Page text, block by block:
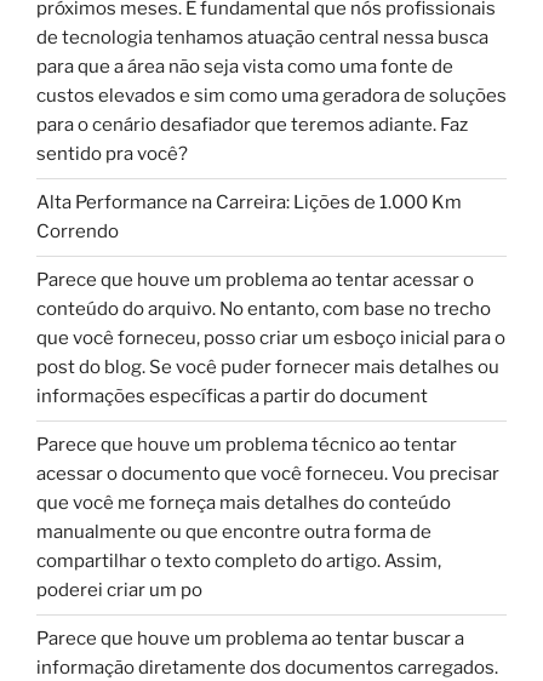
próximos meses. É fundamental que nós profissionais
de tecnologia tenhamos atuação central nessa busca
para que a área não seja vista como uma fonte de
custos elevados e sim como uma geradora de soluções
para o cenário desafiador que teremos adiante. Faz
sentido pra você?
Alta Performance na Carreira: Lições de 1.000 Km
Correndo
Parece que houve um problema ao tentar acessar o
conteúdo do arquivo. No entanto, com base no trecho
que você forneceu, posso criar um esboço inicial para o
post do blog. Se você puder fornecer mais detalhes ou
informações específicas a partir do document
Parece que houve um problema técnico ao tentar
acessar o documento que você forneceu. Vou precisar
que você me forneça mais detalhes do conteúdo
manualmente ou que encontre outra forma de
compartilhar o texto completo do artigo. Assim,
poderei criar um po
Parece que houve um problema ao tentar buscar a
informação diretamente dos documentos carregados.